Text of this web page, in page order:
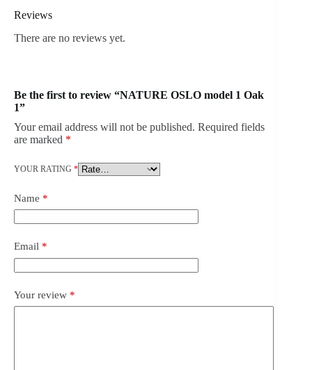
Reviews
There are no reviews yet.
Be the first to review “NATURE OSLO model 1 Oak
1”
Your email address will not be published. Required fields
are marked *
YOUR RATING *
Name *
Email *
Your review *